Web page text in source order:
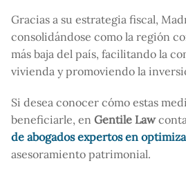
Gracias a su estrategia fiscal,
consolidándose como la región
más baja del país, facilitando la
vivienda y promoviendo la
Si desea conocer cómo estas
beneficiarle, en Gentile Law
de abogados expertos en
asesoramiento patrimonial.